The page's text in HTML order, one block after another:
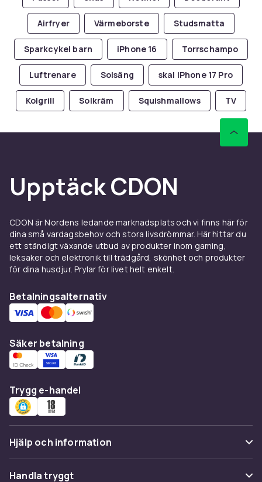
Airfryer Värmeborste Studsmatta
Sparkcykel barn iPhone 16 Torrschampo
Luftrenare Solsäng skal iPhone 17 Pro
Kolgrill Solkräm Squishmallows TV
Upptäck CDON
CDON är Nordens ledande marknadsplats och vi finns här för
dina små vardagsbehov och stora livsdrömmar. Här hittar du
ett ständigt växande utbud av produkter inom gaming,
leksaker och elektronik till trädgård, skönhet och produkter
för dina husdjur. Prylar för livet helt enkelt.
Betalningsalternativ
Säker betalning
Trygg e-handel
Hjälp och information
Vanliga frågor
Handla tryggt